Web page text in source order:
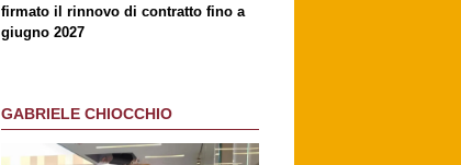
firmato il rinnovo di contratto fino a
giugno 2027
GABRIELE CHIOCCHIO